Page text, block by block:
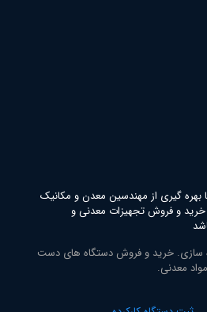
بهره گیری از مهندسین معدن و مکانیک
خرید و فروش تجهیزات معدنی و
سازی. خرید و فروش دستگاه های دست
معدنی.